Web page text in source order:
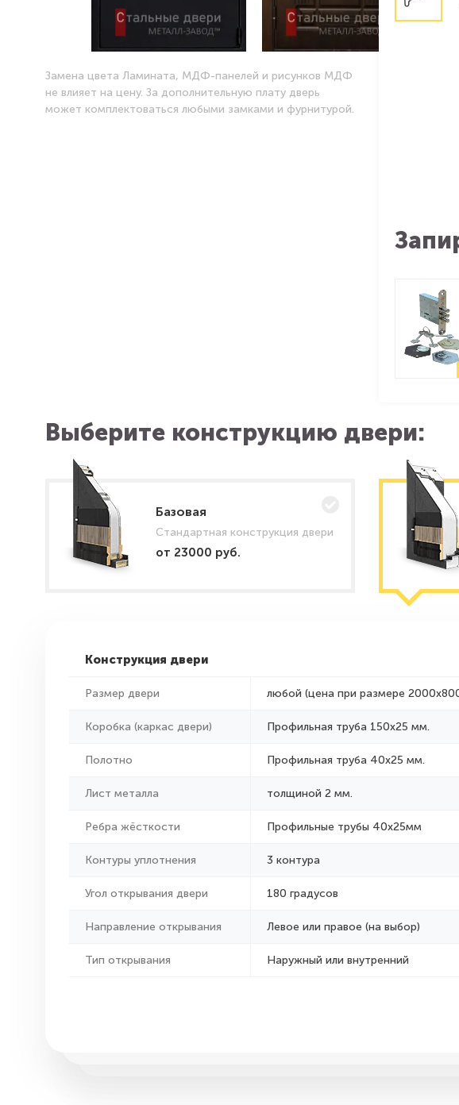
Замена цвета Ламината, МДФ-панелей и рисунков МДФ
не влияет на цену. За дополнительную плату дверь
может комплектоваться любыми замками и фурнитурой.
Выберите конструкцию двери:
Базовая
Стандартная конструкция двери
от 23000 руб.
Конструкция двери
Размер двери любой (цена при размере
Коробка (каркас двери) Профильная труба 150х25 мм.
Полотно Профильная труба 40х25 мм.
Лист металла толщиной 2 мм.
Ребра жёсткости Профильные трубы 40х25мм
Контуры уплотнения 3 контура
Угол открывания двери 180 градусов
Направление открывания Левое или правое (на выбор)
Тип открывания Наружный или внутренний